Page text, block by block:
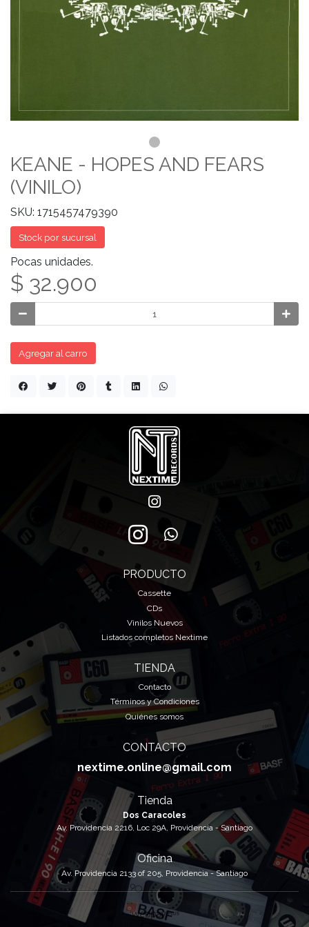
KEANE - HOPES AND FEARS
(VINILO)
SKU: 1715457479390
Stock por sucursal
Pocas unidades.
$ 32.900
Agregar al carro
PRODUCTO
Cassette
CDs
Vinilos Nuevos
Listados completos Nextime
TIENDA
Contacto
Términos y Condiciones
Quiénes somos
CONTACTO
nextime.online@gmail.com
Tienda
Dos Caracoles
Av. Providencia 2216, Loc 29A, Providencia - Santiago
Oficina
Av. Providencia 2133 of 205, Providencia - Santiago